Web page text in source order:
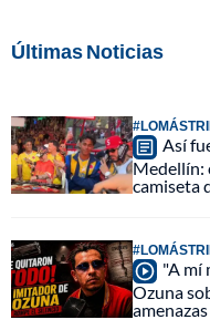
Últimas Noticias
Así
Medellín:
camiseta
"A mí
Ozuna